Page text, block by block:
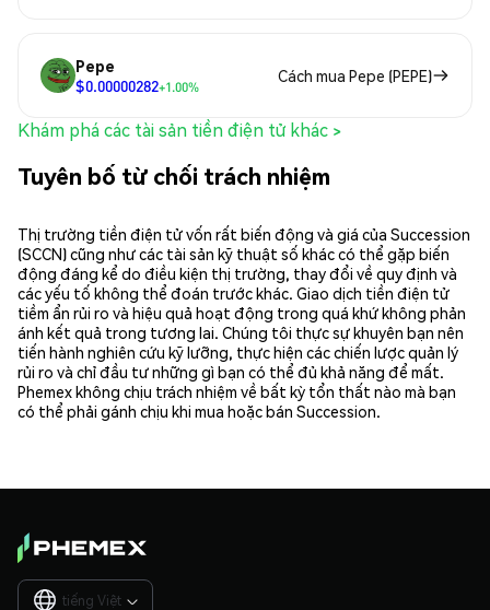
Pepe
$0.00000282+1.00%
Cách mua Pepe (PEPE)
Khám phá các tài sản tiền điện tử khác >
Tuyên bố từ chối trách nhiệm
Thị trường tiền điện tử vốn rất biến động và giá của Succession
(SCCN) cũng như các tài sản kỹ thuật số khác có thể gặp biến
động đáng kể do điều kiện thị trường, thay đổi về quy định và
các yếu tố không thể đoán trước khác. Giao dịch tiền điện tử
tiềm ẩn rủi ro và hiệu quả hoạt động trong quá khứ không phản
ánh kết quả trong tương lai. Chúng tôi thực sự khuyên bạn nên
tiến hành nghiên cứu kỹ lưỡng, thực hiện các chiến lược quản lý
rủi ro và chỉ đầu tư những gì bạn có thể đủ khả năng để mất.
Phemex không chịu trách nhiệm về bất kỳ tổn thất nào mà bạn
có thể phải gánh chịu khi mua hoặc bán Succession.
tiếng Việt 